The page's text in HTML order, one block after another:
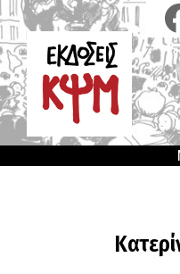
Παράκαμψη
προς
το
κυρίως
περιεχόμενο